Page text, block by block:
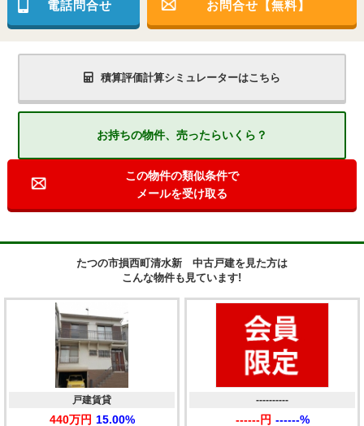
電話問合せ お問合せ【無料】
積算評価計算シミュレーターはこちら
お持ちの物件、売ったらいくら？
この物件の類似条件で
メールを受け取る
たつの市損西町清水新 中古戸建を見た方は
こんな物件も見ています!
戸建賃貸
440万円 15.00%
----------
------円 ------%